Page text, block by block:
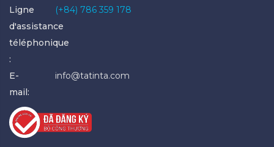
Ligne
d'assistance
téléphonique
:
(+84) 786 359 178
E-
mail:
info@tatinta.com